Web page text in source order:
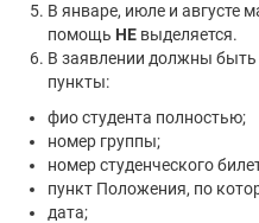
В январе, июле и августе
помощь НЕ выделяется.
В заявлении должны
пункты:
фио студента полностью;
номер группы;
номер студенческого
пункт Положения, по
дата;